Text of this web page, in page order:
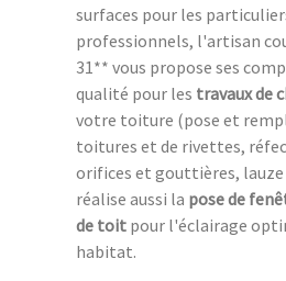
surfaces pour les
professionnels, l'artisan
31** vous propose ses
qualité pour les travaux de
votre toiture (pose et
toitures et de rivettes,
orifices et gouttières, lauze
réalise aussi la pose de
de toit pour l'éclairage
habitat.